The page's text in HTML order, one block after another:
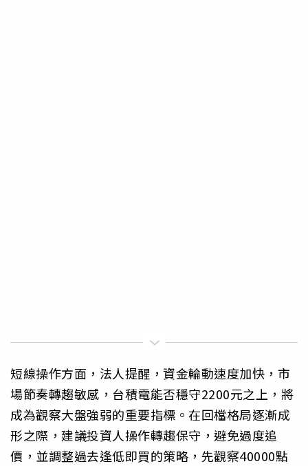
短線操作方面，法人提醒，資金輪動速度加快，市
場節奏轉趨敏感，台積電能否穩守2200元之上，將
成為觀察大盤強弱的重要指標。在回檔格局逐漸成
形之際，建議投資人操作轉趨保守，避免過度追
價，並調整過去逢低即買的策略，先觀察40000點